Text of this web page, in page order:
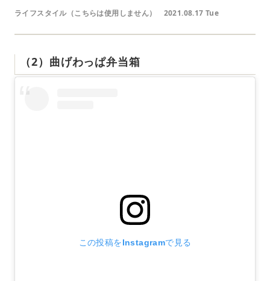
ライフスタイル（こちらは使用しません） 2021.08.17 Tue
（2）曲げわっぱ弁当箱
この投稿をInstagramで見る